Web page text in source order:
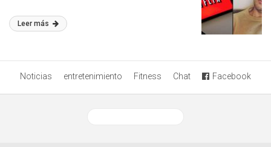
Leer más
Noticias entretenimiento Fitness Chat Facebook